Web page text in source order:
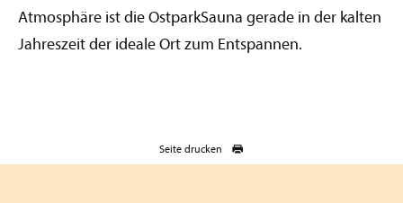
Atmosphäre ist die OstparkSauna gerade in der kalten
Jahreszeit der ideale Ort zum Entspannen.
Seite drucken